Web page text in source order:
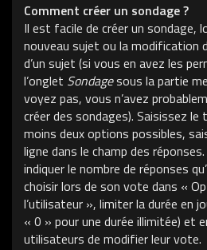
Comment créer un sondage ?
Il est facile de créer un sondage,
nouveau sujet ou la modification
d’un sujet (si vous en avez les
l’onglet Sondagesous la partie
voyez pas, vous n’avez
créer des sondages). Saisissez
moins deux options possibles,
ligne dans le champ des
indiquer le nombre de réponses
choisir lors de son vote dans «
l’utilisateur », limiter la durée en
« 0 » pour une durée illimitée) et
utilisateurs de modifier leur vote.